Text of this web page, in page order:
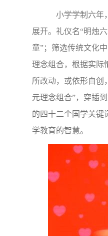
小学学制六年
展开。礼仪名“明烛
童”；筛选传统文化
理念组合，根据实际
所改动，或依形自创
元理念组合”，穿插
的四十二个国学关键
学教育的智慧。